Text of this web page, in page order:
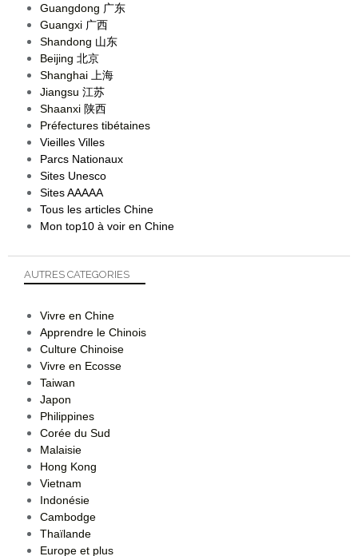
Guangdong 广东
Guangxi 广西
Shandong 山东
Beijing 北京
Shanghai 上海
Jiangsu 江苏
Shaanxi 陕西
Préfectures tibétaines
Vieilles Villes
Parcs Nationaux
Sites Unesco
Sites AAAAA
Tous les articles Chine
Mon top10 à voir en Chine
AUTRES CATEGORIES
Vivre en Chine
Apprendre le Chinois
Culture Chinoise
Vivre en Ecosse
Taiwan
Japon
Philippines
Corée du Sud
Malaisie
Hong Kong
Vietnam
Indonésie
Cambodge
Thaïlande
Europe et plus